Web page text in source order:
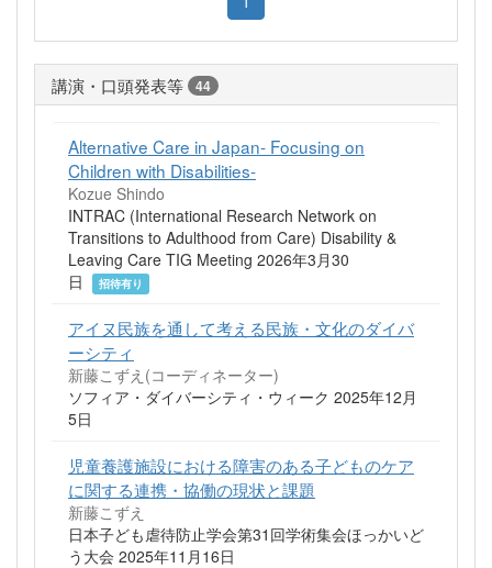
講演・口頭発表等 44
Alternative Care in Japan- Focusing on
Children with Disabilities-
Kozue Shindo
INTRAC (International Research Network on
Transitions to Adulthood from Care) Disability &
Leaving Care TIG Meeting 2026年3月30
日
招待有り
アイヌ民族を通して考える民族・文化のダイバ
ーシティ
新藤こずえ(コーディネーター)
ソフィア・ダイバーシティ・ウィーク 2025年12月
5日
児童養護施設における障害のある子どものケア
に関する連携・協働の現状と課題
新藤こずえ
日本子ども虐待防止学会第31回学術集会ほっかいど
う大会 2025年11月16日